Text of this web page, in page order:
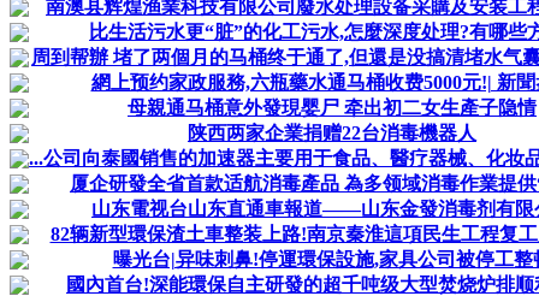
南澳县辉煌渔業科技有限公司廢水处理設备采購及安装工
比生活污水更“脏”的化工污水,怎麼深度处理?有哪些
周到帮辦 堵了两個月的马桶终于通了,但還是没搞清堵水气
網上预约家政服務,六瓶藥水通马桶收费5000元!| 新
母親通马桶意外發現婴尸 牵出初二女生產子隐情
陕西两家企業捐赠22台消毒機器人
...公司向泰國销售的加速器主要用于食品、醫疗器械、化妆
厦企研發全省首款适航消毒產品 為多领域消毒作業提
山东電视台山东直通車報道——山东金發消毒剂有限
82辆新型環保渣土車整装上路!南京秦淮這項民生工程复
曝光台|异味刺鼻!停運環保設施,家具公司被停工整
國內首台!深能環保自主研發的超千吨级大型焚烧炉排